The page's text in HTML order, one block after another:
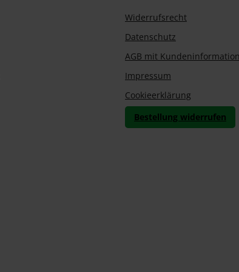
Widerrufsrecht
Datenschutz
AGB mit
Impressum
Cookieerklärung
Bestellung widerrufen